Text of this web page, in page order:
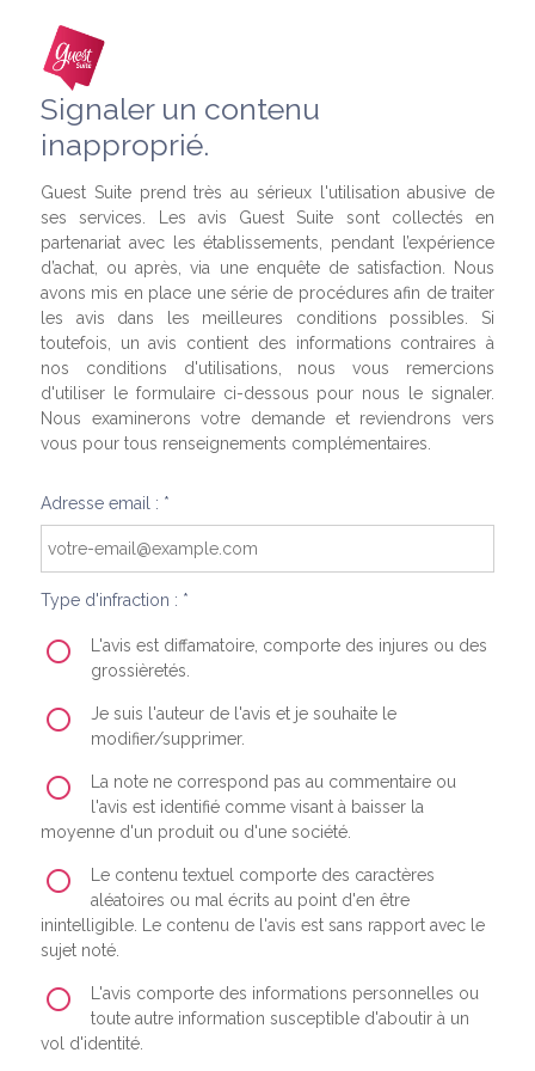
Signaler un contenu
inapproprié.
Guest Suite prend très au sérieux l'utilisation abusive de
ses services. Les avis Guest Suite sont collectés en
partenariat avec les établissements, pendant l’expérience
d’achat, ou après, via une enquête de satisfaction. Nous
avons mis en place une série de procédures afin de traiter
les avis dans les meilleures conditions possibles. Si
toutefois, un avis contient des informations contraires à
nos conditions d'utilisations, nous vous remercions
d'utiliser le formulaire ci-dessous pour nous le signaler.
Nous examinerons votre demande et reviendrons vers
vous pour tous renseignements complémentaires.
Adresse email : *
Type d'infraction : *
L'avis est diffamatoire, comporte des injures ou des
grossièretés.
Je suis l'auteur de l'avis et je souhaite le
modifier/supprimer.
La note ne correspond pas au commentaire ou
l'avis est identifié comme visant à baisser la
moyenne d'un produit ou d'une société.
Le contenu textuel comporte des caractères
aléatoires ou mal écrits au point d'en être
inintelligible. Le contenu de l'avis est sans rapport avec le
sujet noté.
L'avis comporte des informations personnelles ou
toute autre information susceptible d'aboutir à un
vol d'identité.